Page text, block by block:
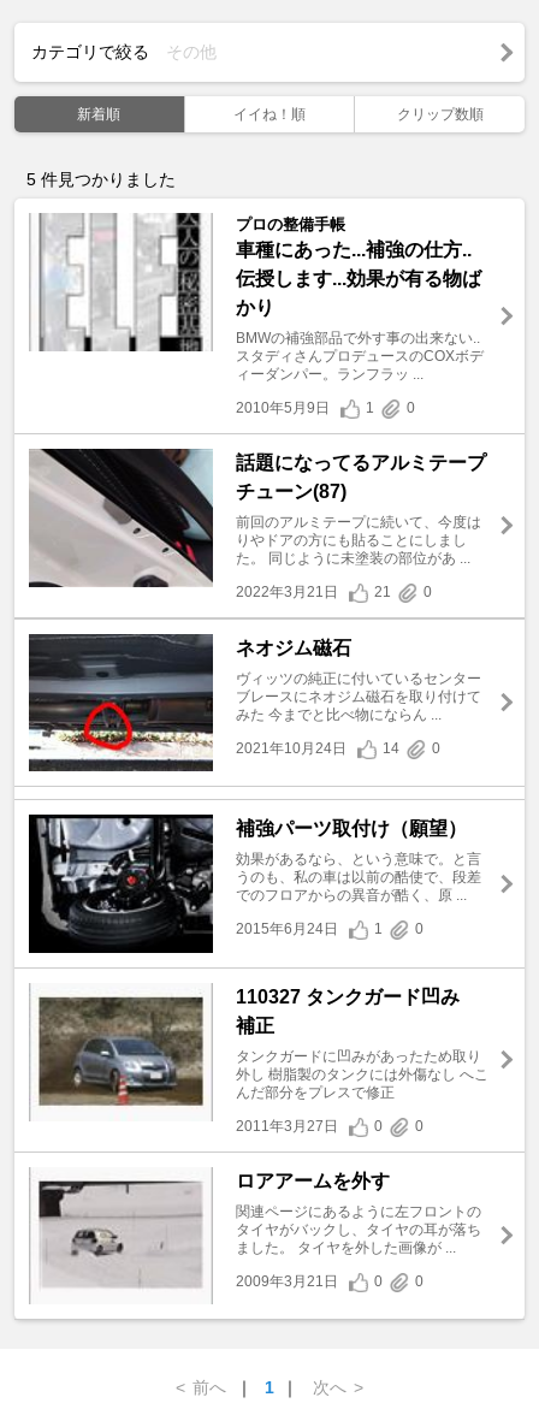
カテゴリで絞る その他
新着順 イイね！順 クリップ数順
5 件見つかりました
プロの整備手帳
車種にあった...補強の仕方..
伝授します...効果が有る物ば
かり
BMWの補強部品で外す事の出来ない..
スタディさんプロデュースのCOXボデ
ィーダンパー。ランフラッ ...
2010年5月9日
1 0
話題になってるアルミテープ
チューン(87)
前回のアルミテープに続いて、今度は
りやドアの方にも貼ることにしまし
た。 同じように未塗装の部位があ ...
2022年3月21日
21 0
ネオジム磁石
ヴィッツの純正に付いているセンター
ブレースにネオジム磁石を取り付けて
みた 今までと比べ物にならん ...
2021年10月24日
14 0
補強パーツ取付け（願望）
効果があるなら、という意味で。と言
うのも、私の車は以前の酷使で、段差
でのフロアからの異音が酷く、原 ...
2015年6月24日
1 0
110327 タンクガード凹み
補正
タンクガードに凹みがあったため取り
外し 樹脂製のタンクには外傷なし へこ
んだ部分をプレスで修正
2011年3月27日
0 0
ロアアームを外す
関連ページにあるように左フロントの
タイヤがバックし、タイヤの耳が落ち
ました。 タイヤを外した画像が ...
2009年3月21日
0 0
< 前へ ｜ 1 ｜ 次へ >